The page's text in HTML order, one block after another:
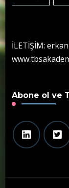
İLETİŞİM:
Abone ol ve